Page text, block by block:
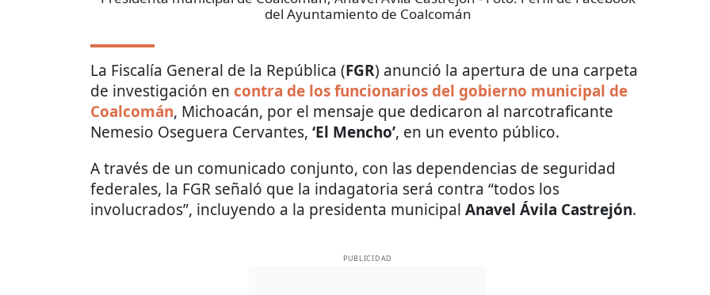
del Ayuntamiento de Coalcomán
La Fiscalía General de la República (FGR) anunció la apertura de una carpeta
de investigación en contra de los funcionarios del gobierno municipal de
Coalcomán, Michoacán, por el mensaje que dedicaron al narcotraficante
Nemesio Oseguera Cervantes, ‘El Mencho’, en un evento público.
A través de un comunicado conjunto, con las dependencias de seguridad
federales, la FGR señaló que la indagatoria será contra “todos los
involucrados”, incluyendo a la presidenta municipal Anavel Ávila Castrejón.
PUBLICIDAD